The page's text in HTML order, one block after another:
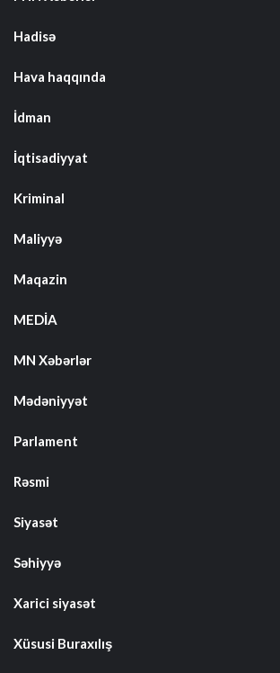
Hadisə
Hava haqqında
İdman
İqtisadiyyat
Kriminal
Maliyyə
Maqazin
MEDİA
MN Xəbərlər
Mədəniyyət
Parlament
Rəsmi
Siyasət
Səhiyyə
Xarici siyasət
Xüsusi Buraxılış